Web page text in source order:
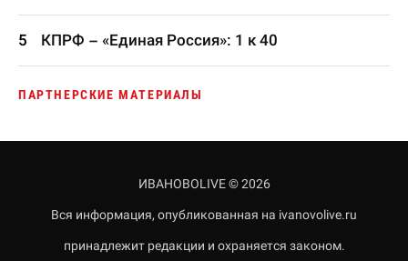
КПРФ – «Единая Россия»: 1 к 40
ПАРТНЕРСКИЕ МАТЕРИАЛЫ
ИВАНОВОLIVE © 2026
Вся информация, опубликованная на ivanovolive.ru
принадлежит редакции и охраняется законом.